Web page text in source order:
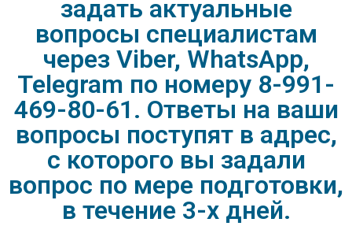
задать актуальные
вопросы специалистам
через Viber, WhatsApp,
Telegram по номеру 8-991-
469-80-61. Ответы на ваши
вопросы поступят в адрес,
с которого вы задали
вопрос по мере подготовки,
в течение 3-х дней.